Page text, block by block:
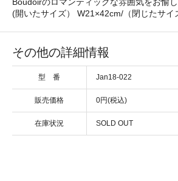
(開いたサイズ） W21×42cm/（閉じたサイ
その他の詳細情報
型 番 Jan18-022
販売価格 0円(税込)
在庫状況 SOLD OUT